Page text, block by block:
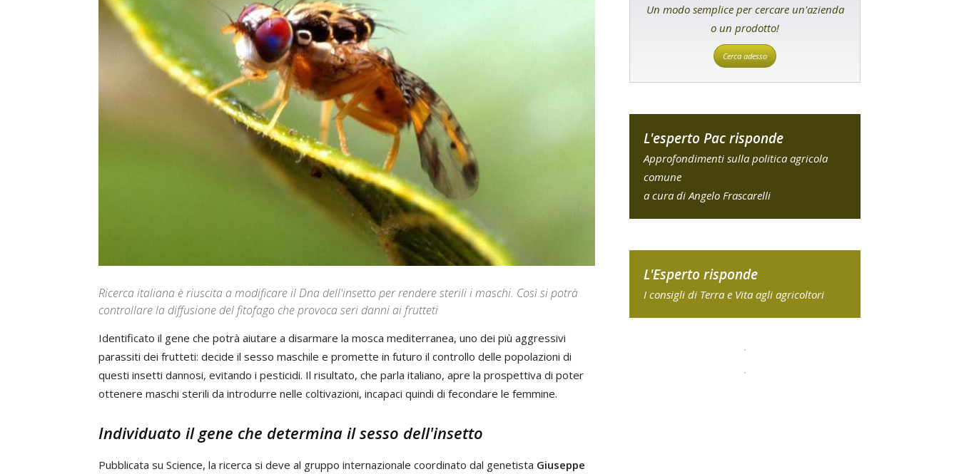
Ricerca italiana è riuscita a modificare il Dna dell'insetto per rendere sterili i maschi. Così si potrà
controllare la diffusione del fitofago che provoca seri danni ai frutteti
Identificato il gene che potrà aiutare a disarmare la mosca mediterranea, uno dei più aggressivi
parassiti dei frutteti: decide il sesso maschile e promette in futuro il controllo delle popolazioni di
questi insetti dannosi, evitando i pesticidi. Il risultato, che parla italiano, apre la prospettiva di poter
ottenere maschi sterili da introdurre nelle coltivazioni, incapaci quindi di fecondare le femmine.
Individuato il gene che determina il sesso dell'insetto
Pubblicata su Science, la ricerca si deve al gruppo internazionale coordinato dal genetista Giuseppe
Un modo semplice per cercare un'azienda
o un prodotto!
Cerca adesso
L'esperto Pac risponde
Approfondimenti sulla politica agricola
comune
a cura di Angelo Frascarelli
L'Esperto risponde
I consigli di Terra e Vita agli agricoltori